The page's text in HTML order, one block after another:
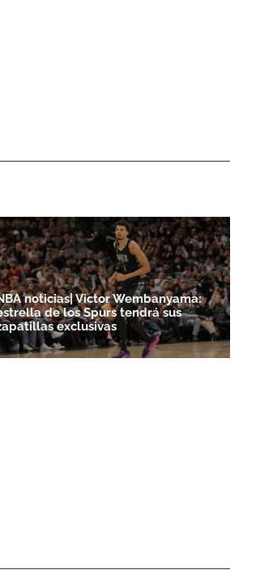
noticias| Victor Wembanyama:
de los Spurs tendrá sus
exclusivas